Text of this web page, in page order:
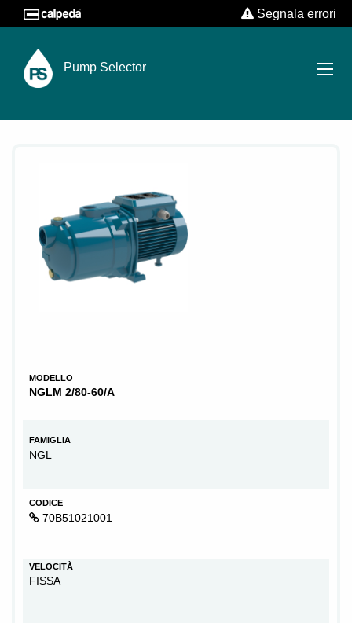
Segnala errori
Pump Selector
MODELLO
NGLM 2/80-60/A
FAMIGLIA
NGL
CODICE
70B51021001
VELOCITÀ
FISSA